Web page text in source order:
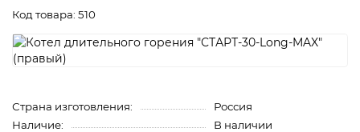
Код товара: 510
Страна изготовления:
Россия
Наличие:
В наличии